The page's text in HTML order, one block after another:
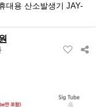
대용 산소발생기 JAY-